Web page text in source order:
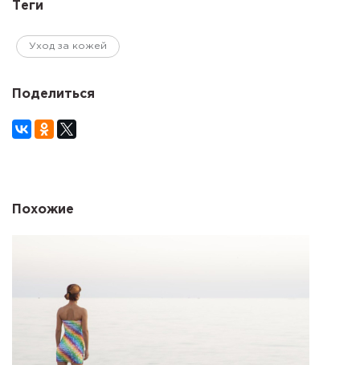
Теги
Уход за кожей
Поделиться
Похожие